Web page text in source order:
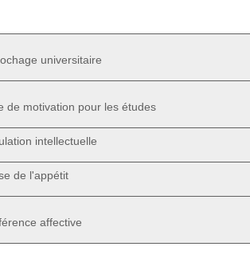
universitaire
de motivation pour les études
intellectuelle
de l'appétit
affective